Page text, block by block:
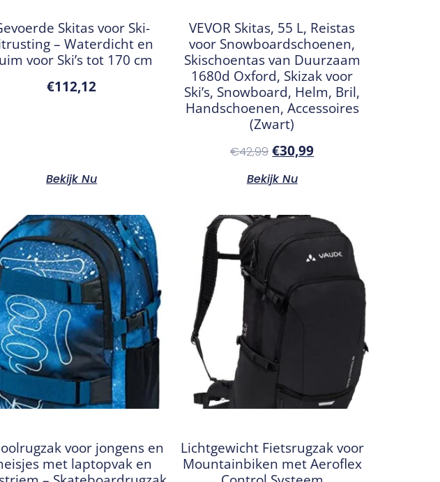
Skitas voor Ski-
– Waterdicht en
voor Ski’s tot 170 cm
€112,12
Bekijk Nu
VEVOR Skitas, 55 L, Reistas
voor Snowboardschoenen,
Skischoentas van Duurzaam
1680d Oxford, Skizak voor
Ski’s, Snowboard, Helm, Bril,
Handschoenen, Accessoires
(Zwart)
€42,99 €30,99
Bekijk Nu
voor jongens en
met laptopvak en
Lichtgewicht Fietsrugzak voor
Mountainbiken met Aeroflex